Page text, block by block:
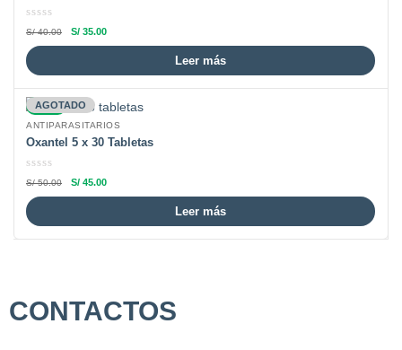
S/40.00 S/ 35.00
Leer más
-10%
AGOTADO
ANTIPARASITARIOS
Oxantel 5 x 30 Tabletas
S/50.00 S/ 45.00
Leer más
CONTACTOS